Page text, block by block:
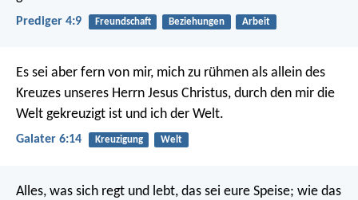
Prediger 4:9 Freundschaft Beziehungen Arbeit
Es sei aber fern von mir, mich zu rühmen als allein des
Kreuzes unseres Herrn Jesus Christus, durch den mir die
Welt gekreuzigt ist und ich der Welt.
Galater 6:14 Kreuzigung Welt
Alles, was sich regt und lebt, das sei eure Speise; wie das